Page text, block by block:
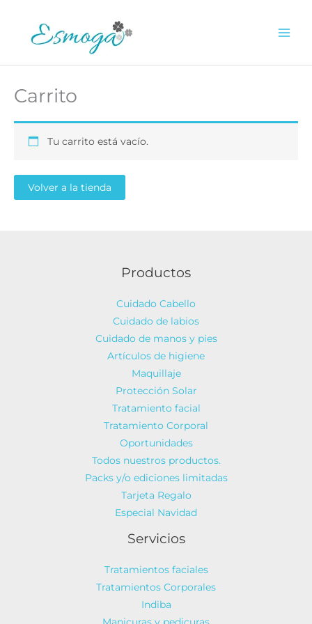
contenido
Carrito
Tu carrito está vacío.
Volver a la tienda
Productos
Cuidado Cabello
Cuidado de labios
Cuidado de manos y pies
Artículos de higiene
Maquillaje
Protección Solar
Tratamiento facial
Tratamiento Corporal
Oportunidades
Todos nuestros productos.
Packs y/o ediciones limitadas
Tarjeta Regalo
Especial Navidad
Servicios
Tratamientos faciales
Tratamientos Corporales
Indiba